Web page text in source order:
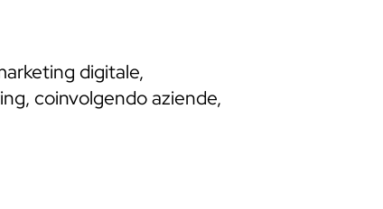
digitale,
coinvolgendo aziende,